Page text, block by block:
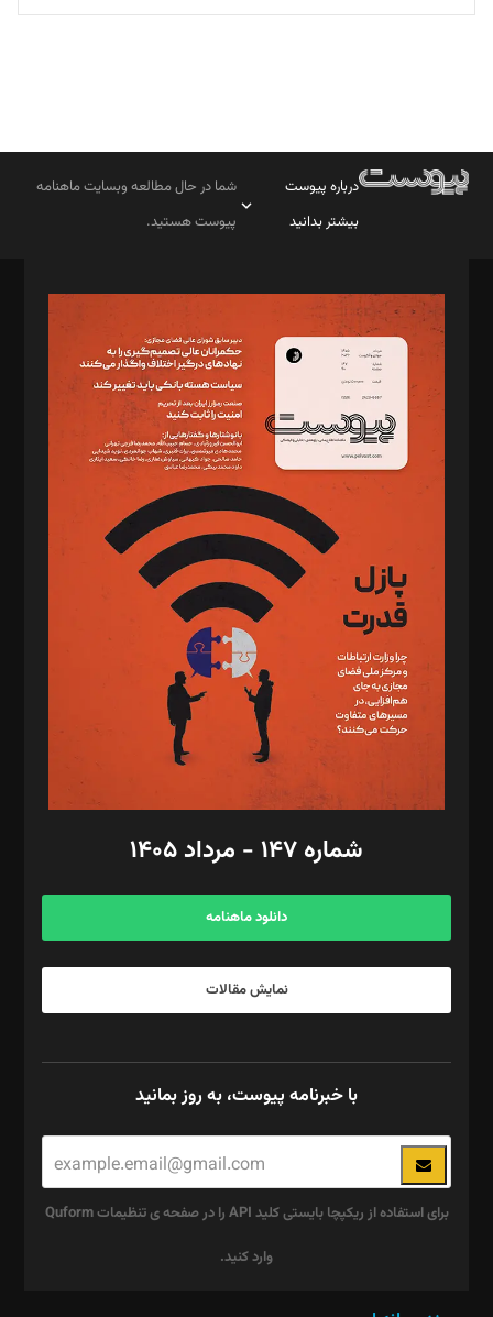
درباره پیوست
بیشتر بدانید
شما در حال مطالعه وبسایت ماهنامه
پیوست هستید.
مدیر مسئول: محمدباقر اثنی‌عشری
سردبیر: مهرک محمودی
دبیر تحریریه: میثم قاسمی
د‌بیر ناداستان: سمانه سمیع
د‌بیر خدمت و تجارت: ابوالفضل رجبی
د‌بیر حقوق فناوری: حسام‌الدین ایپکچی
د‌بیر پیوست جهان: مینا پاکدل
د‌بیر تحریریه آنلاین: بابک نقاش
تحریریه‌: مجتبی محمود‌ی، آرش برهمند، یسنا امان‌پور، سروش کرمیان،
مصطفی مسجدی آرانی، ابوالفضل رجبی، زهرا فکرانه، فائزه فتحی
رستمی،مصطفی باستان
ویرایش: نگار استاد‌‌آقا
طراح یونیفرم: مجید توکلی
فیلمبرداری و عکاسی: امیر شفیعی، مانی لطفی زاده
گرافیک و صفحه‌آرایی: سید‌سبحان‌علی ثابت
مد‌یر توسعه تجاری: کامبیز برید‌
امور مالی: شاپور رهبری، محمد‌ کاظمی‌نیا
آگهی و مشترکین: ۰۹۱۹۹۹۹۰۴۵۴
شماره ۱۴۷ - مرداد ۱۴۰۵
دانلود ماهنامه
نمایش مقالات
با خبرنامه پیوست، به روز بمانید
برای استفاده از ریکپچا بایستی کلید API را در صفحه ی تنظیمات Quform
وارد کنید.